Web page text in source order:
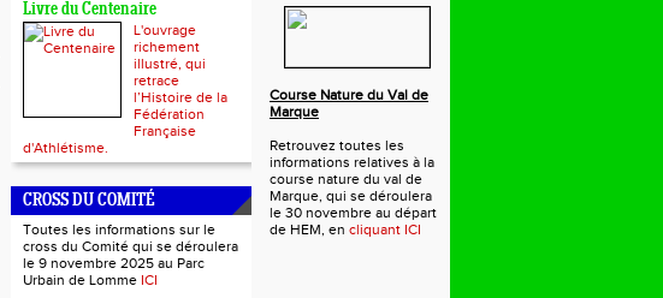
Livre du Centenaire
L'ouvrage
richement
illustré, qui
retrace
l’Histoire de la
Fédération
Française
d'Athlétisme.
CROSS DU COMITÉ
Toutes les informations sur le
cross du Comité qui se déroulera
le 9 novembre 2025 au Parc
Urbain de Lomme ICI
Course Nature du Val de
Marque
Retrouvez toutes les
informations relatives à la
course nature du val de
Marque, qui se déroulera
le 30 novembre au départ
de HEM, en cliquant ICI